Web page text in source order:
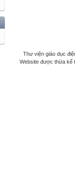
Thư viện giáo dục
Website được thừa kế